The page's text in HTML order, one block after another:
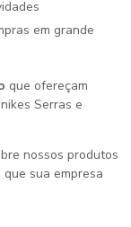
que ofereçam
Serras e
nossos produtos
sua empresa